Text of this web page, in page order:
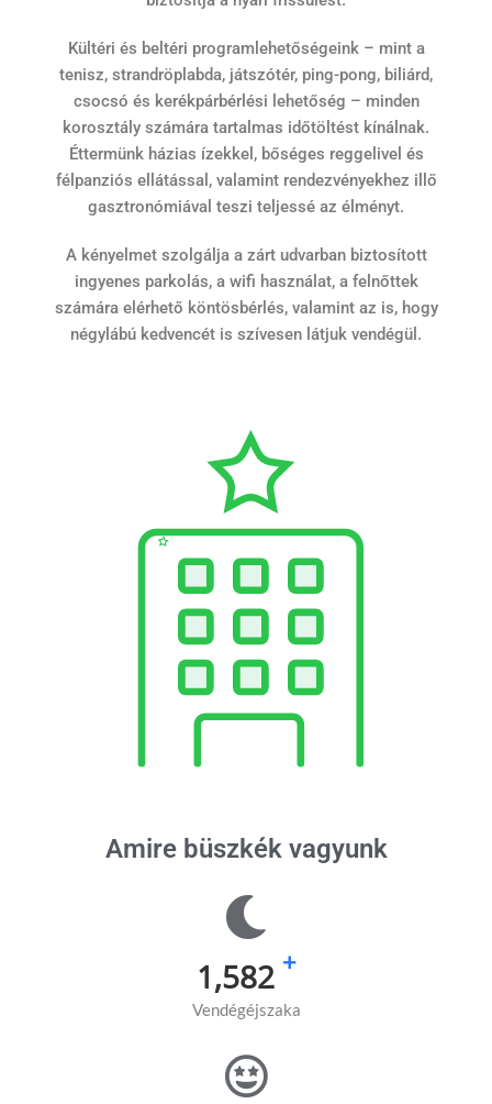
Kültéri és beltéri programlehetőségeink – mint a
tenisz, strandröplabda, játszótér, ping-pong, biliárd,
csocsó és kerékpárbérlési lehetőség – minden
korosztály számára tartalmas időtöltést kínálnak.
Éttermünk házias ízekkel, bőséges reggelivel és
félpanziós ellátással, valamint rendezvényekhez illő
gasztronómiával teszi teljessé az élményt.
A kényelmet szolgálja a zárt udvarban biztosított
ingyenes parkolás, a wifi használat, a felnőttek
számára elérhető köntösbérlés, valamint az is, hogy
négylábú kedvencét is szívesen látjuk vendégül.
Amire büszkék vagyunk
2,353 +
Vendégéjszaka